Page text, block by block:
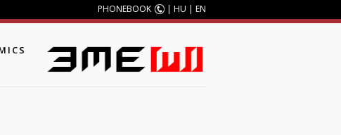
PHONEBOOK | HU | EN